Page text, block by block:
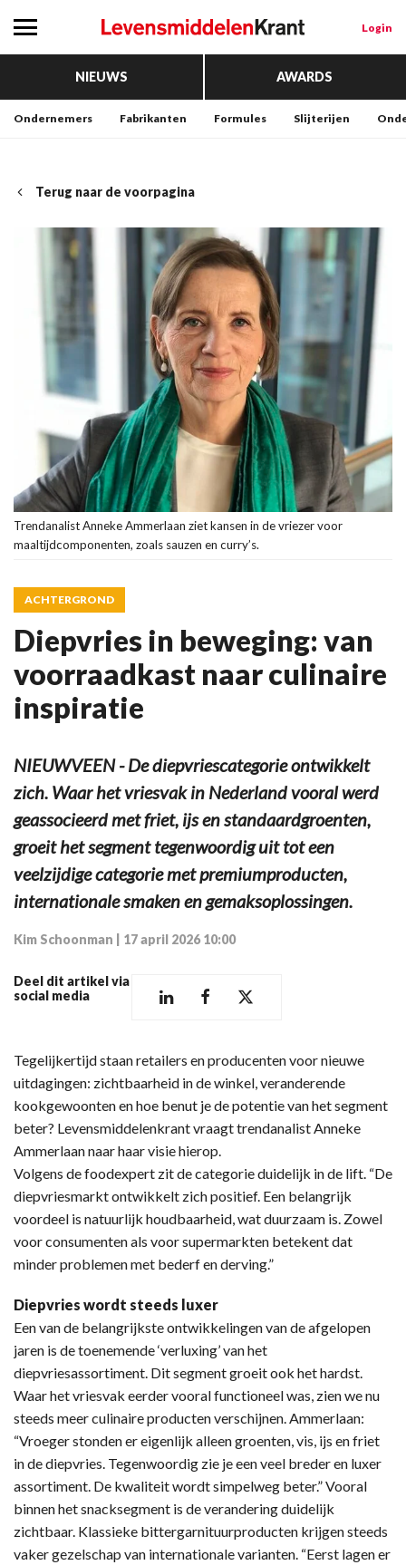
Login
NIEUWS AWARDS
Ondernemers Fabrikanten Formules Slijterijen
Terug naar de voorpagina
Trendanalist Anneke Ammerlaan ziet kansen in de vriezer voor
maaltijdcomponenten, zoals sauzen en curry’s.
ACHTERGROND
Diepvries in beweging: van
voorraadkast naar culinaire
inspiratie
NIEUWVEEN - De diepvriescategorie ontwikkelt
zich. Waar het vriesvak in Nederland vooral werd
geassocieerd met friet, ijs en standaardgroenten,
groeit het segment tegenwoordig uit tot een
veelzijdige categorie met premiumproducten,
internationale smaken en gemaksoplossingen.
Kim Schoonman 17 april 2026 10:00
Deel dit artikel via
social media
Tegelijkertijd staan retailers en producenten voor nieuwe
uitdagingen: zichtbaarheid in de winkel, veranderende
kookgewoonten en hoe benut je de potentie van het segment
beter? Levensmiddelenkrant vraagt trendanalist Anneke
Ammerlaan naar haar visie hierop.
Volgens de foodexpert zit de categorie duidelijk in de lift. “De
diepvriesmarkt ontwikkelt zich positief. Een belangrijk
voordeel is natuurlijk houdbaarheid, wat duurzaam is. Zowel
voor consumenten als voor supermarkten betekent dat
minder problemen met bederf en derving.”
Diepvries wordt steeds luxer
Een van de belangrijkste ontwikkelingen van de afgelopen
jaren is de toenemende ‘verluxing’ van het
diepvriesassortiment. Dit segment groeit ook het hardst.
Waar het vriesvak eerder vooral functioneel was, zien we nu
steeds meer culinaire producten verschijnen. Ammerlaan:
“Vroeger stonden er eigenlijk alleen groenten, vis, ijs en friet
in de diepvries. Tegenwoordig zie je een veel breder en luxer
assortiment. De kwaliteit wordt simpelweg beter.” Vooral
binnen het snacksegment is de verandering duidelijk
zichtbaar. Klassieke bittergarnituurproducten krijgen steeds
vaker gezelschap van internationale varianten. “Eerst lagen er